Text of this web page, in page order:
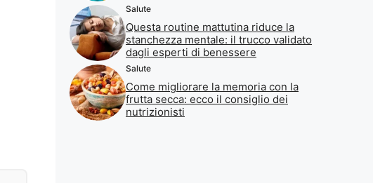
Salute
Questa routine mattutina riduce la
stanchezza mentale: il trucco validato
dagli esperti di benessere
Salute
Come migliorare la memoria con la
frutta secca: ecco il consiglio dei
nutrizionisti